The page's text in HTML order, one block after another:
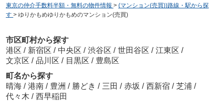
東京の仲介手数料半額・無料の物件情報 > (マンション(売買))路線・駅から探
す > ゆりかもめゆりかもめのマンション(売買)
市区町村から探す
港区 / 新宿区 / 中央区 / 渋谷区 / 世田谷区 / 江東区 /
文京区 / 品川区 / 目黒区 / 豊島区
町名から探す
晴海 / 港南 / 豊洲 / 勝どき / 三田 / 赤坂 / 西新宿 / 芝浦 /
代々木 / 西早稲田